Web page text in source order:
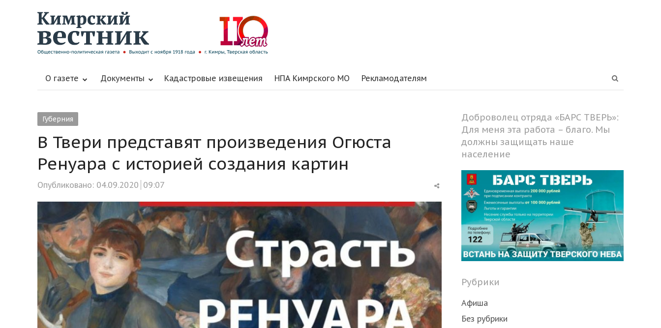
О газете Документы Кадастровые извещения НПА Кимрского МО Рекламодателям
Губерния
В Твери представят произведения Огюста
Ренуара с историей создания картин
Опубликовано: 04.09.2020 09:07
Share
post
Доброволец отряда «БАРС ТВЕРЬ»:
Для меня эта работа – благо. Мы
должны защищать наше
население
Рубрики
Афиша
Без рубрики